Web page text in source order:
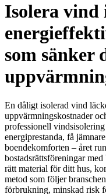
Isolera vind
som sänker
En dåligt isolerad vind
uppvärmningskostnader
professionell
energiprestanda, få
boendekomforten – året
bostadsrättsföreningar
rätt material för ditt hus,
metod som följer
förbrukning, minskad risk